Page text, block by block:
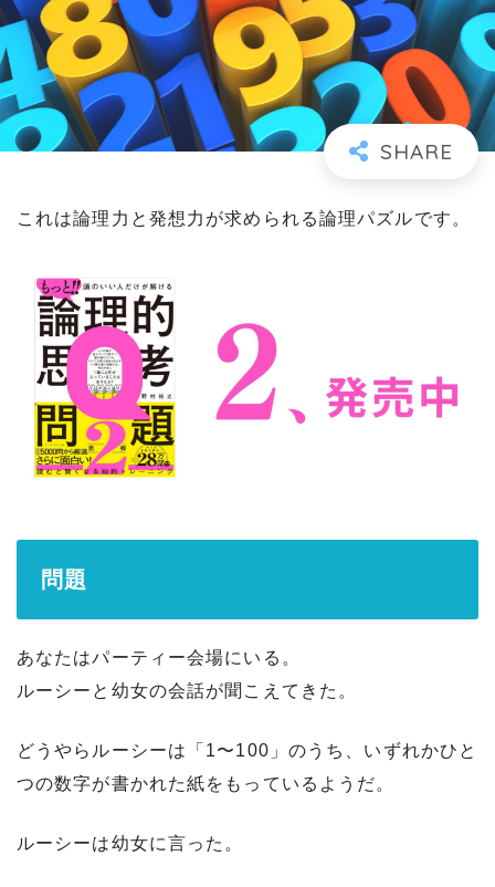
これは論理力と発想力が求められる論理パズルです。
問題
あなたはパーティー会場にいる。
ルーシーと幼女の会話が聞こえてきた。
どうやらルーシーは「1〜100」のうち、いずれかひと
つの数字が書かれた紙をもっているようだ。
ルーシーは幼女に言った。